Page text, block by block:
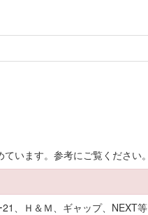
います。参考にご覧ください。
、Ｈ＆Ｍ、ギャップ、NEXT等